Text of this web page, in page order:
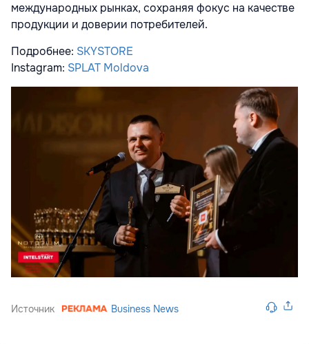
международных рынках, сохраняя фокус на качестве
продукции и доверии потребителей.
Подробнее: SKYSTORE
Instagram: SPLAT Moldova
Источник Business News